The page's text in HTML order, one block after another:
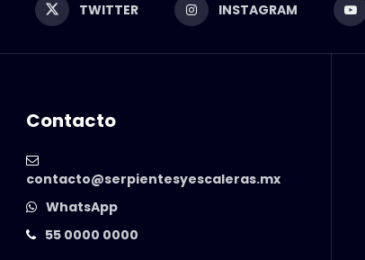
TWITTER INSTAGRAM
Contacto
contacto@serpientesyescaleras.mx
WhatsApp
55 0000 0000